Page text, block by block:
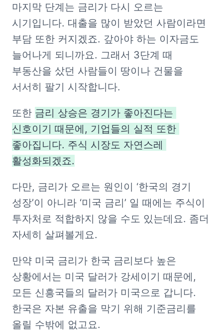
마지막 단계는 금리가 다시 오르는
시기입니다. 대출을 많이 받았던 사람이라면
부담 또한 커지겠죠. 갚아야 하는 이자금도
늘어나게 되니까요. 그래서 3단계 때
부동산을 샀던 사람들이 땅이나 건물을
서서히 팔기 시작합니다.
또한 금리 상승은 경기가 좋아진다는
신호이기 때문에, 기업들의 실적 또한
좋아집니다. 주식 시장도 자연스레
활성화되겠죠.
다만, 금리가 오르는 원인이 ‘한국의 경기
성장’이 아니라 ‘미국 금리’ 일 때에는 주식이
투자처로 적합하지 않을 수도 있는데요. 좀더
자세히 살펴볼게요.
만약 미국 금리가 한국 금리보다 높은
상황에서는 미국 달러가 강세이기 때문에,
모든 신흥국들의 달러가 미국으로 갑니다.
한국은 자본 유출을 막기 위해 기준금리를
올릴 수밖에 없고요.